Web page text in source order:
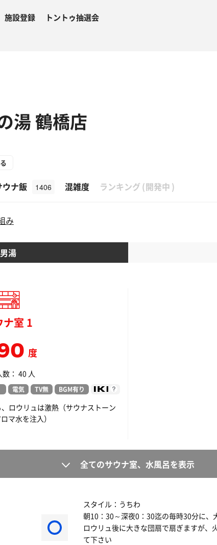
施設登録 トントゥ抽選会
湯 鶴橋店
ウナ飯 1406 混雑度 ランキング (開発中 )
み
男湯
ナ室 1
度
： 40 人
電気 TV無 BGM有り
ロウリュは激熱（サウナストーン
マ水を注入）
全てのサウナ室、水風呂を表示
スタイル：うちわ
朝10：30～深夜0：30迄の毎時30分に、
ロウリュ後に大きな団扇で扇ぎますが、
て下さい